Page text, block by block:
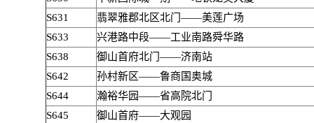
S631
翡翠雅郡北区北门——美莲广场
S633
兴港路中段——工业南路舜华路
S638
御山首府北门——济南站
S642
孙村新区——鲁商国奥城
S644
瀚裕华园——省高院北门
S645
御山首府——大观园